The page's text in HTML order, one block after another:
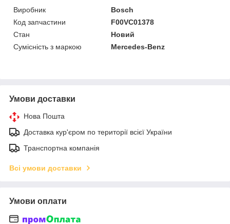
Виробник
Bosch
Код запчастини
F00VC01378
Стан
Новий
Сумісність з маркою
Mercedes-Benz
Умови доставки
Нова Пошта
Доставка кур'єром по території всієї України
Транспортна компанія
Всі умови доставки
Умови оплати